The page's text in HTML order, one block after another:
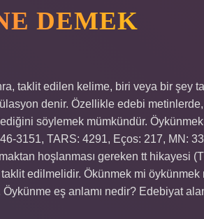
DEMEK
taklit edilen kelime, biri veya bir şey
denir. Özellikle edebi metinlerde,
söylemek mümkündür.
3151, TARS: 4291, Eços: 217, MN:
hoşlanması gereken tt hikayesi
edilmelidir. Ökünmek mi öykünmek
eş anlamı nedir? Edebiyat